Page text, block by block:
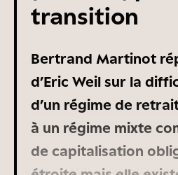
France se
développé des
capitalisation
arguments sont
problème du coût
entier. Plutôt
transition
Bertrand Martinot
d’Eric Weil sur la
d’un régime de
à un régime mixte
de capitalisation